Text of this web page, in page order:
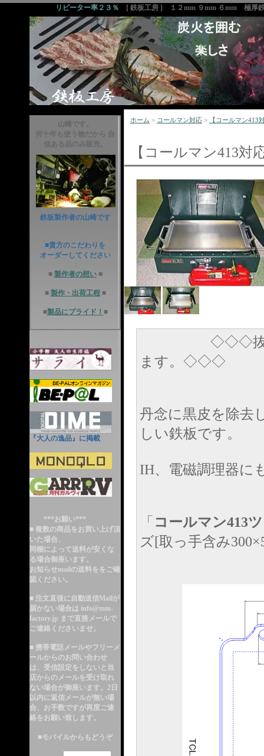
リピーター率２３％ [ 鉄板工房 ] １２mm ９mm ６mm 極厚鉄
山崎です。
何十年も使う物だから 自
信ある品のみ販売。
鉄板製作者の山崎です
■貴方のこだわりを
オーダーしてください
■ 製作者の想い ■
■ 製作・出荷工程■
■製品にプライド！ ■
『大人の逸品』に掲載
***お願い***
■ 複数の商品をお買い上げ頂
いた場合、
同梱によって送料が安くな
る場合御座います。
お知らせmailの送料ををご確
認ください。
■ 注文直後に自動送信Mailが
届かない場合は info@mm-
factory.jp まで直接メールで
ご連絡くださいませ。
■ 携帯電話メールやフリーメ
ールからのお問い合わせ
は、受信設定をしないと当
店からのメールを受け取れ
ない場合が御座います。2日
以内に返信メールが無い場
合、お手数ですが再度ご連
絡をお願い致します。
■モバイルからもどうぞ
ホーム > コールマン対応 > 【コールマン413
【コールマン413対
◇◇◇抜群の
ます。◇◇◇
丹念に黒皮を除去
しい鉄板です。
IH、電磁調理器に
「 コールマン413
ズ[取っ手含み